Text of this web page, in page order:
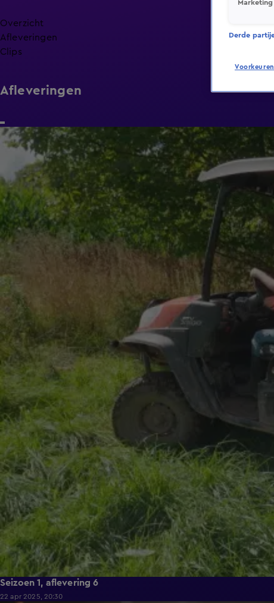
Overzicht
Afleveringen
Clips
Afleveringen
40:47
Seizoen 1, aflevering 6
22 apr 2025, 20:30
Derde